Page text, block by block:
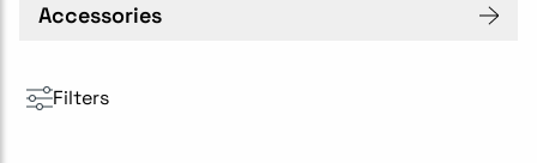
Accessories
Filters